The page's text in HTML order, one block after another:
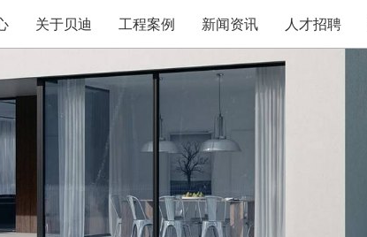
关于贝迪 工程案例 新闻资讯 人才招聘